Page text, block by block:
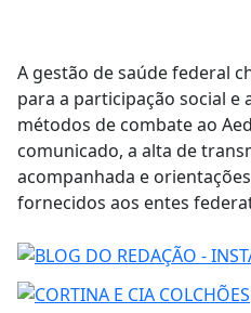
A gestão de saúde federal
para a participação social e
métodos de combate ao
comunicado, a alta de
acompanhada e
fornecidos aos entes